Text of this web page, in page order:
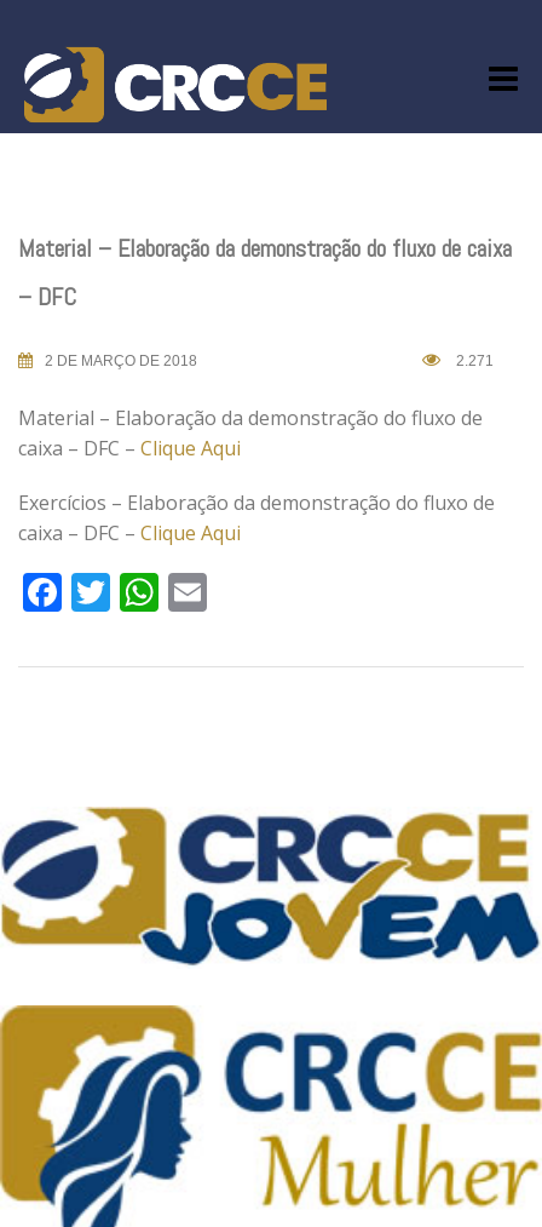
content
Material – Elaboração da demonstração do fluxo de caixa
– DFC
2 DE MARÇO DE 2018 2.271
Material – Elaboração da demonstração do fluxo de
caixa – DFC – Clique Aqui
Exercícios – Elaboração da demonstração do fluxo de
caixa – DFC – Clique Aqui
Facebook
TwitterWhatsApp